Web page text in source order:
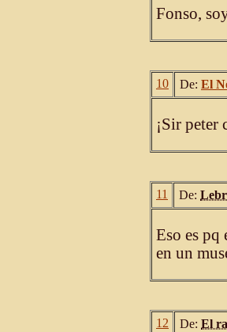
Fonso,
10 De: El
¡Sir peter
11 De:
Eso es pq
en un
12 De: El